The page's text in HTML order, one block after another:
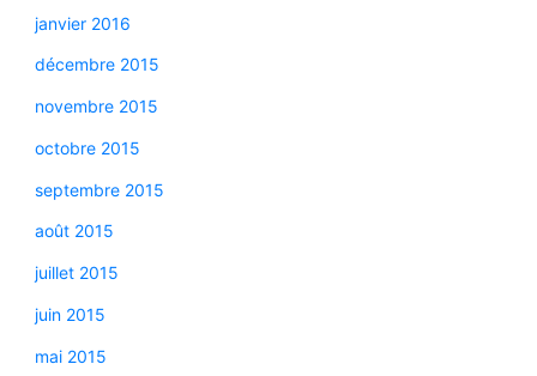
janvier 2016
décembre 2015
novembre 2015
octobre 2015
septembre 2015
août 2015
juillet 2015
juin 2015
mai 2015